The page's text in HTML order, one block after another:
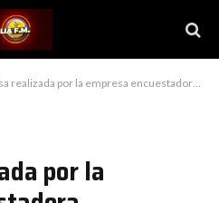
Markestrategia demuestra que el presidente Luis Abinader será el vencedor en los comicios electorales del 2024 en primera o segunda vuelta, aunque haya una alianza entre el PLD y la FUPU
por la